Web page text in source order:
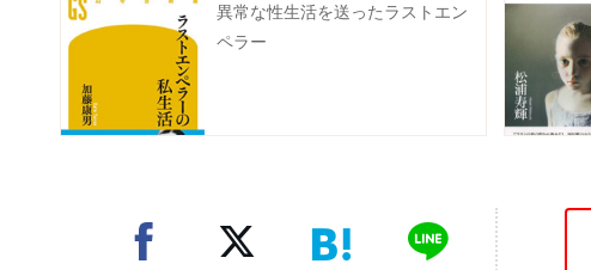
異常な性生活を送ったラストエン
ペラー